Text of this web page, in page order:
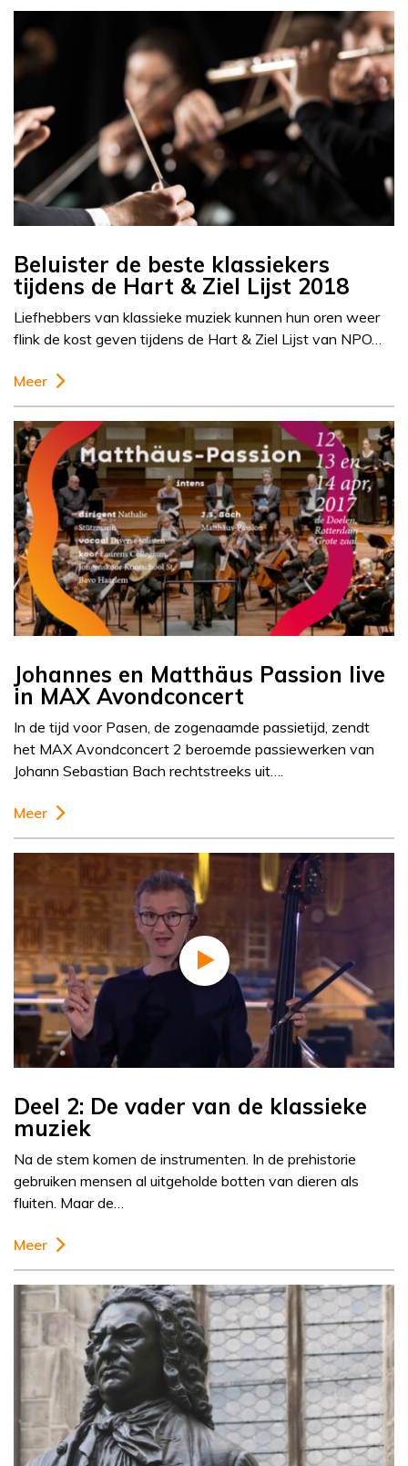
Beluister de beste klassiekers
tijdens de Hart & Ziel Lijst 2018
Liefhebbers van klassieke muziek kunnen hun oren weer
flink de kost geven tijdens de Hart & Ziel Lijst van NPO…
Meer
Johannes en Matthäus Passion live
in MAX Avondconcert
In de tijd voor Pasen, de zogenaamde passietijd, zendt
het MAX Avondconcert 2 beroemde passiewerken van
Johann Sebastian Bach rechtstreeks uit….
Meer
Deel 2: De vader van de klassieke
muziek
Na de stem komen de instrumenten. In de prehistorie
gebruiken mensen al uitgeholde botten van dieren als
fluiten. Maar de…
Meer